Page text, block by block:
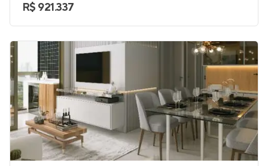
R$ 921.337